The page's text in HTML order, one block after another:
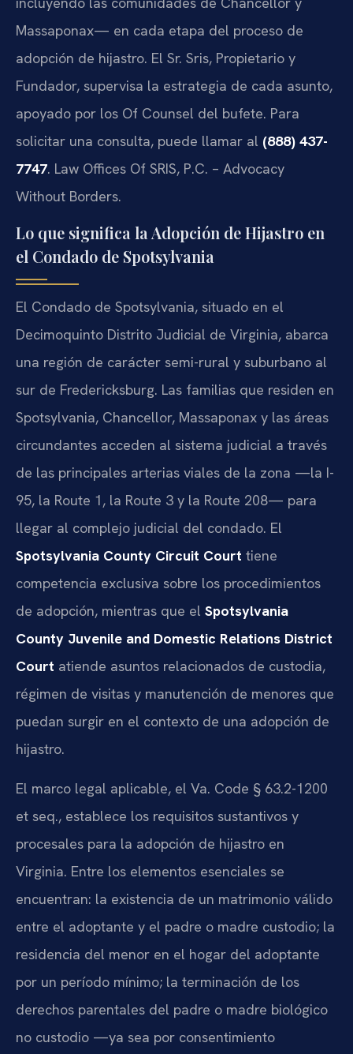
Massaponax— en cada etapa del proceso de
adopción de hijastro. El Sr. Sris, Propietario y
Fundador, supervisa la estrategia de cada asunto,
apoyado por los Of Counsel del bufete. Para
solicitar una consulta, puede llamar al (888) 437-
7747. Law Offices Of SRIS, P.C. – Advocacy
Without Borders.
Lo que significa la Adopción de Hijastro en
el Condado de Spotsylvania
El Condado de Spotsylvania, situado en el
Decimoquinto Distrito Judicial de Virginia, abarca
una región de carácter semi-rural y suburbano al
sur de Fredericksburg. Las familias que residen en
Spotsylvania, Chancellor, Massaponax y las áreas
circundantes acceden al sistema judicial a través
de las principales arterias viales de la zona —la I-
95, la Route 1, la Route 3 y la Route 208— para
llegar al complejo judicial del condado. El
Spotsylvania County Circuit Court tiene
competencia exclusiva sobre los procedimientos
de adopción, mientras que el Spotsylvania
County Juvenile and Domestic Relations District
Court atiende asuntos relacionados de custodia,
régimen de visitas y manutención de menores que
puedan surgir en el contexto de una adopción de
hijastro.
El marco legal aplicable, el Va. Code § 63.2-1200
et seq., establece los requisitos sustantivos y
procesales para la adopción de hijastro en
Virginia. Entre los elementos esenciales se
encuentran: la existencia de un matrimonio válido
entre el adoptante y el padre o madre custodio; la
residencia del menor en el hogar del adoptante
por un período mínimo; la terminación de los
derechos parentales del padre o madre biológico
no custodio —ya sea por consentimiento